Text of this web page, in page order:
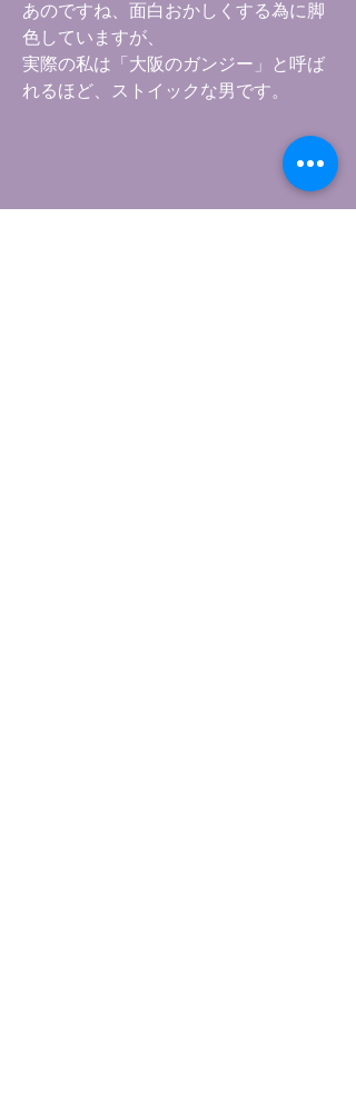
あのですね、面白おかしくする為に脚
色していますが、
実際の私は「大阪のガンジー」と呼ば
れるほど、ストイックな男です。